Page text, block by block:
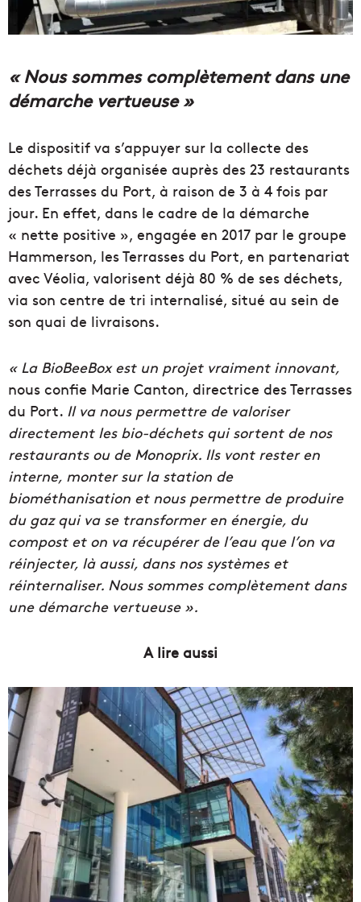
« Nous sommes complètement dans une
démarche vertueuse »
Le dispositif va s’appuyer sur la collecte des
déchets déjà organisée auprès des 23 restaurants
des Terrasses du Port, à raison de 3 à 4 fois par
jour. En effet, dans le cadre de la démarche
« nette positive », engagée en 2017 par le groupe
Hammerson, les Terrasses du Port, en partenariat
avec Véolia, valorisent déjà 80 % de ses déchets,
via son centre de tri internalisé, situé au sein de
son quai de livraisons.
« La BioBeeBox est un projet vraiment innovant,
nous confie Marie Canton, directrice des Terrasses
du Port. Il va nous permettre de valoriser
directement les bio-déchets qui sortent de nos
restaurants ou de Monoprix. Ils vont rester en
interne, monter sur la station de
biométhanisation et nous permettre de produire
du gaz qui va se transformer en énergie, du
compost et on va récupérer de l’eau que l’on va
réinjecter, là aussi, dans nos systèmes et
réinternaliser. Nous sommes complètement dans
une démarche vertueuse ».
A lire aussi